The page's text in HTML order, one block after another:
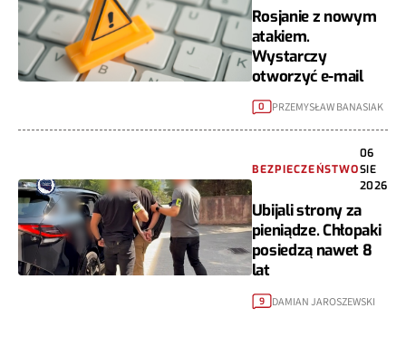
Rosjanie z nowym
atakiem.
Wystarczy
otworzyć e-mail
0 PRZEMYSŁAW BANASIAK
BEZPIECZEŃSTWO
06
SIE
2026
Ubijali strony za
pieniądze. Chłopaki
posiedzą nawet 8
lat
9 DAMIAN JAROSZEWSKI